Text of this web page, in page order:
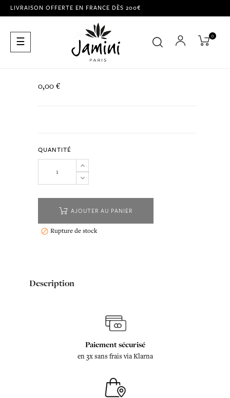
LIVRAISON OFFERTE EN FRANCE DÈS 200€
Basculer
la
☰ 0
0,00 €
QUANTITÉ
AJOUTER AU PANIER
 Rupture de stock
Description
Paiement sécurisé
en 3x sans frais via Klarna